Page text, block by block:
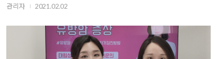
관리자
2021.02.02